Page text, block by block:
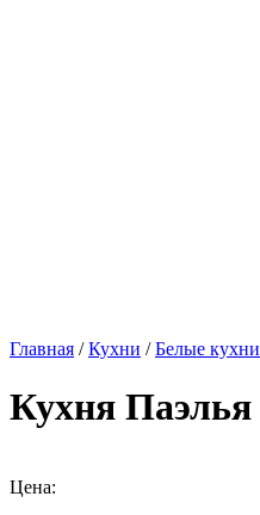
Главная /Кухни /Белые кухни
Кухня Паэлья
Цена: